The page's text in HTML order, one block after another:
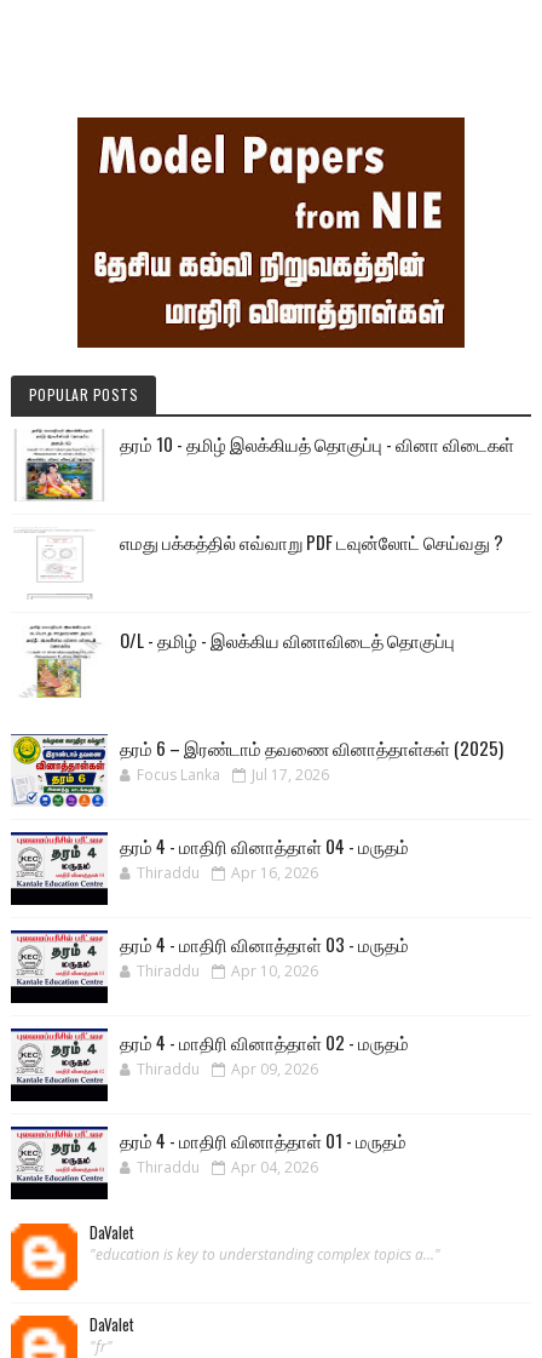
POPULAR POSTS
தரம் 10 - தமிழ் இலக்கியத் தொகுப்பு - வினா விடைகள்
எமது பக்கத்தில் எவ்வாறு PDF டவுன்லோட் செய்வது ?
O/L - தமிழ் - இலக்கிய வினாவிடைத் தொகுப்பு
தரம் 6 – இரண்டாம் தவணை வினாத்தாள்கள் (2025)
Focus Lanka Jul 17, 2026
தரம் 4 - மாதிரி வினாத்தாள் 04 - மருதம்
Thiraddu Apr 16, 2026
தரம் 4 - மாதிரி வினாத்தாள் 03 - மருதம்
Thiraddu Apr 10, 2026
தரம் 4 - மாதிரி வினாத்தாள் 02 - மருதம்
Thiraddu Apr 09, 2026
தரம் 4 - மாதிரி வினாத்தாள் 01 - மருதம்
Thiraddu Apr 04, 2026
DaValet
"education is key to understanding complex topics a..."
DaValet
"fr"